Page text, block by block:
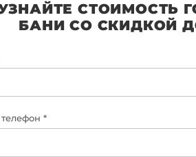
СТОИМОСТЬ
БАНИ СО СКИДКОЙ
*